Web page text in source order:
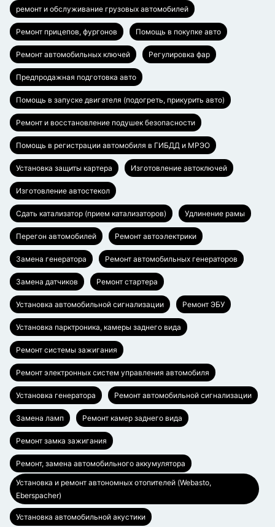
ремонт и обслуживание грузовых автомобилей
Ремонт прицепов, фургонов Помощь в покупке авто
Ремонт автомобильных ключей Регулировка фар
Предпродажная подготовка авто
Помощь в запуске двигателя (подогреть, прикурить авто)
Ремонт и восстановление подушек безопасности
Помощь в регистрации автомобиля в ГИБДД и МРЭО
Установка защиты картера Изготовление автоключей
Изготовление автостекол
Сдать катализатор (прием катализаторов) Удлинение рамы
Перегон автомобилей Ремонт автоэлектрики
Замена генератора Ремонт автомобильных генераторов
Замена датчиков Ремонт стартера
Установка автомобильной сигнализации Ремонт ЭБУ
Установка парктроника, камеры заднего вида
Ремонт системы зажигания
Ремонт электронных систем управления автомобиля
Установка генератора Ремонт автомобильной сигнализации
Замена ламп Ремонт камер заднего вида
Ремонт замка зажигания
Ремонт, замена автомобильного аккумулятора
Установка и ремонт автономных отопителей (Webasto,
Eberspacher)
Установка автомобильной акустики